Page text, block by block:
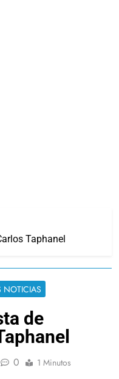
Taphanel
NOTICIAS
de
0 1 Minutos